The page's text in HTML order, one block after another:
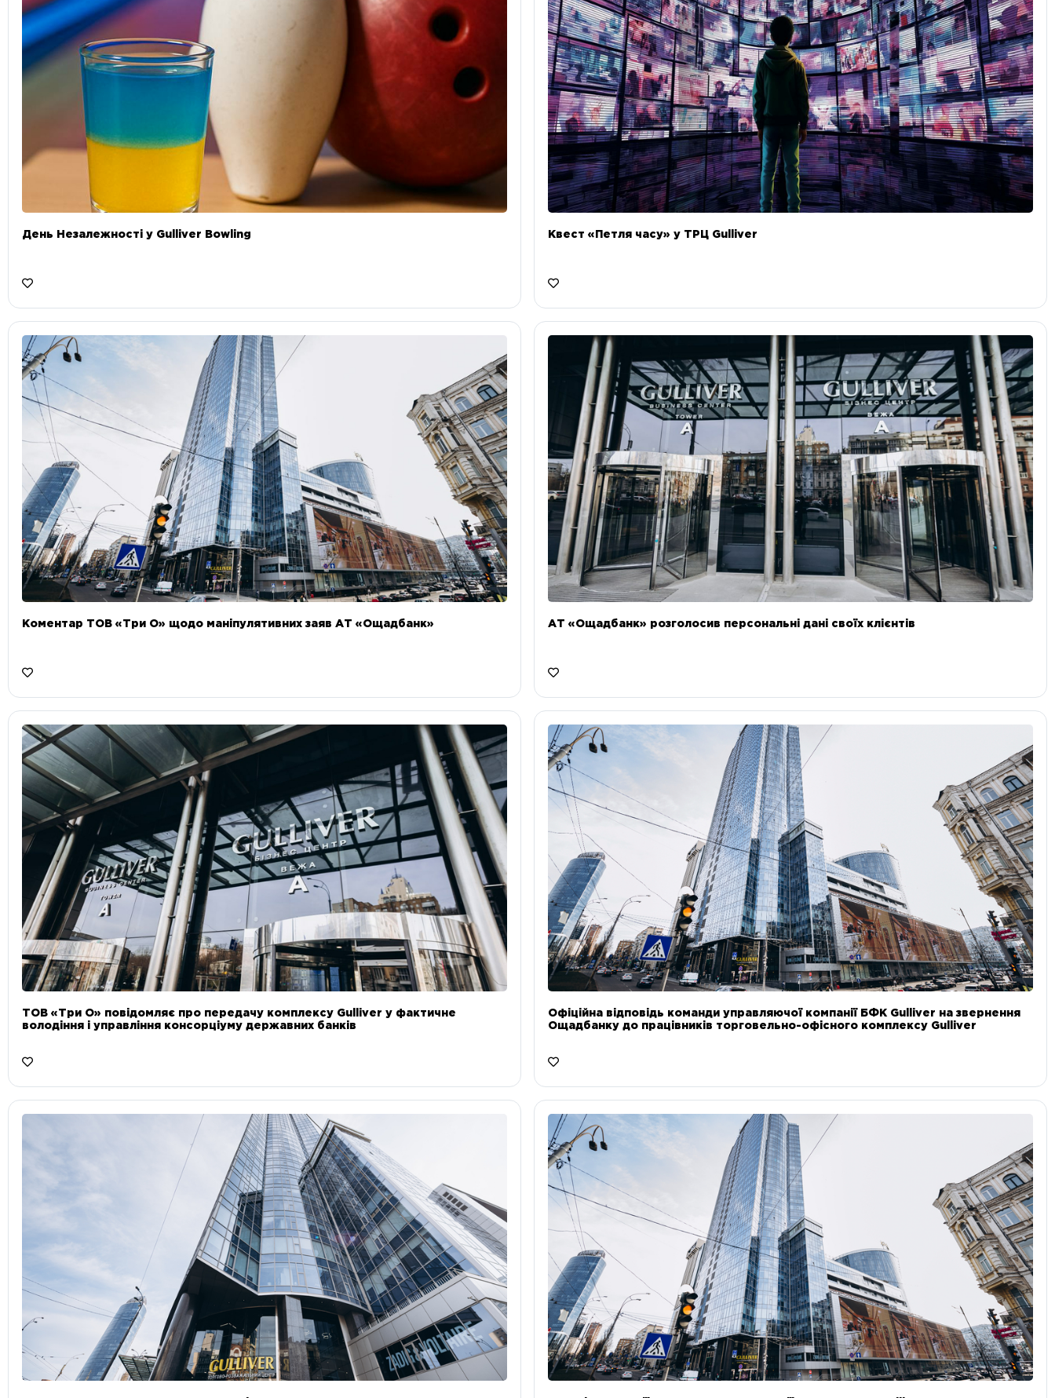
День Незалежності у Gulliver Bowling Квест «Петля часу» у ТРЦ Gulliver
Коментар ТОВ «Три О» щодо маніпулятивних заяв АТ «Ощадбанк» АТ «Ощадбанк» розголосив персональні дані своїх клієнтів
ТОВ «Три О» повідомляє про передачу комплексу Gulliver у фактичне
володіння і управління консорціуму державних банків
Офіційна відповідь команди управляючої компанії БФК Gulliver на звернення
Ощадбанку до працівників торговельно-офісного комплексу Gulliver